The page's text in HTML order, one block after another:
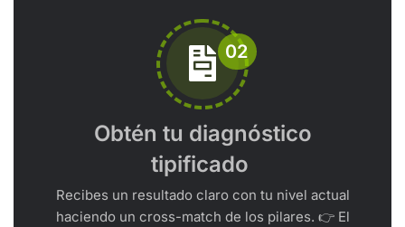
02
Obtén tu diagnóstico
tipificado
Recibes un resultado claro con tu nivel actual
haciendo un cross-match de los pilares. 👉 El